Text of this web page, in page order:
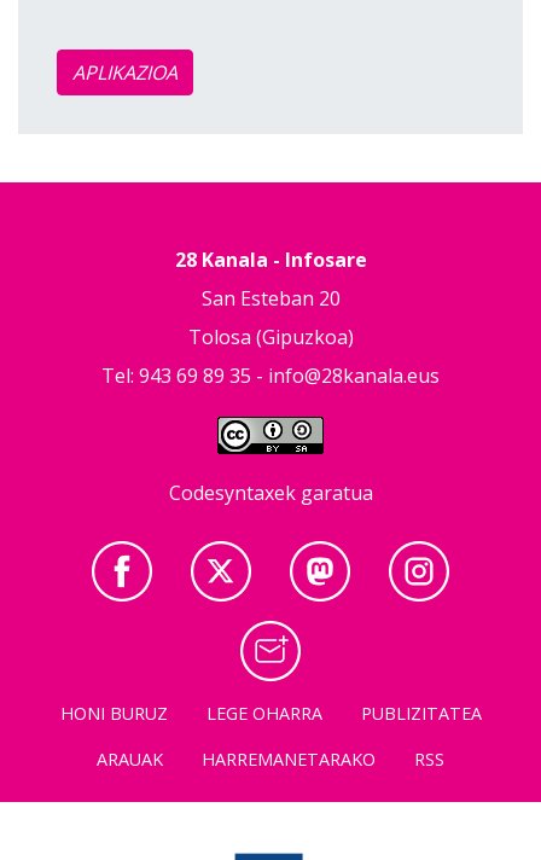
APLIKAZIOA
28 Kanala - Infosare
San Esteban 20
Tolosa (Gipuzkoa)
Tel: 943 69 89 35 - info@28kanala.eus
Codesyntaxek garatua
HONI BURUZ LEGE OHARRA
PUBLIZITATEA
ARAUAK
HARREMANETARAKO RSS